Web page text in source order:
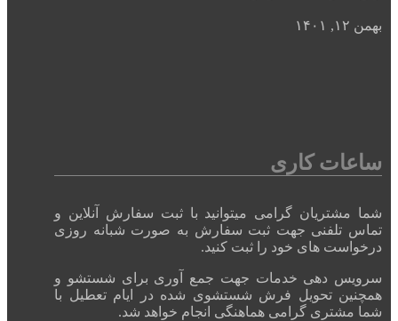
بهمن ۱۲, ۱۴۰۱
ساعات کاری
شما مشتریان گرامی میتوانید با ثبت سفارش آنلاین و
تماس تلفنی جهت ثبت سفارش به صورت شبانه روزی
درخواست های خود را ثبت کنید.
سرویس دهی خدمات جهت جمع آوری برای شستشو و
همچنین تحویل فرش شستشوی شده در ایام تعطیل با
شما مشتری گرامی هماهنگی انجام خواهد شد.